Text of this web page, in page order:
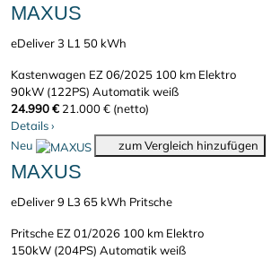
MAXUS
eDeliver 3 L1 50 kWh
Kastenwagen EZ 06/2025 100 km Elektro
90kW (122PS) Automatikweiß
24.990 € 21.000 € (netto)
Details›
Neu
zum Vergleich hinzufügen
MAXUS
eDeliver 9 L3 65 kWh Pritsche
Pritsche EZ 01/2026 100 km Elektro
150kW (204PS) Automatikweiß